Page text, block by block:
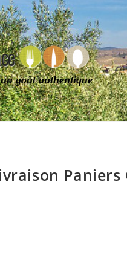
goût authentique
Paniers